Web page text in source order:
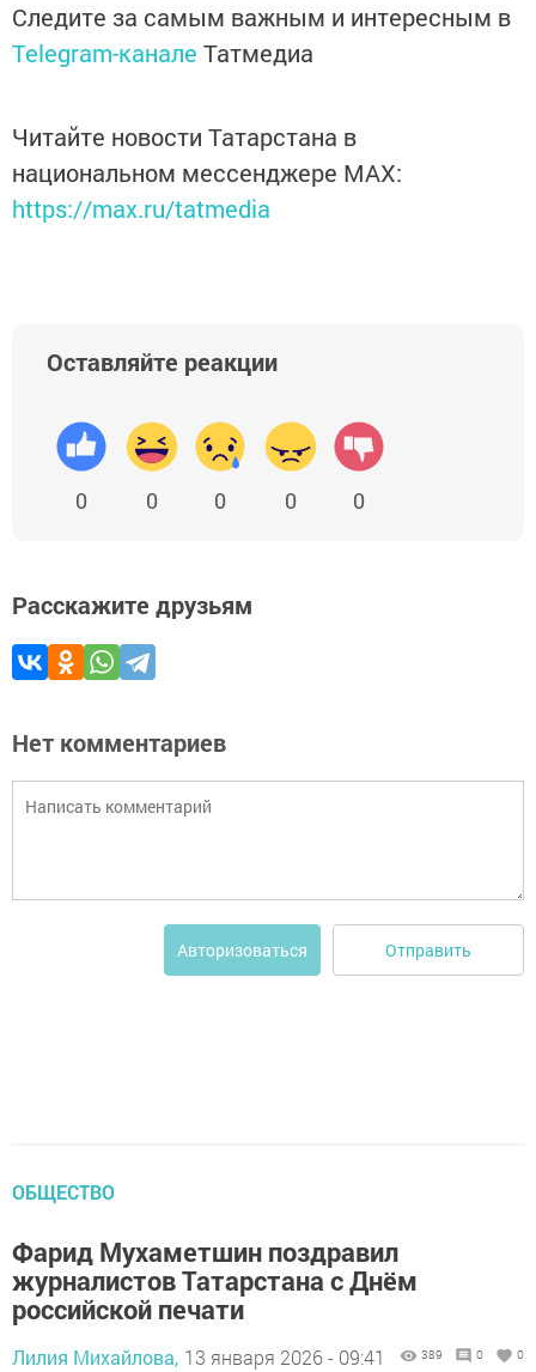
Следите за самым важным и интересным в
Telegram-канале Татмедиа
Читайте новости Татарстана в
национальном мессенджере MАХ:
https://max.ru/tatmedia
Оставляйте реакции
0 0 0 0 0
Расскажите друзьям
Нет комментариев
Авторизоваться Отправить
ОБЩЕСТВО
Фарид Мухаметшин поздравил
журналистов Татарстана с Днём
российской печати
Лилия Михайлова, 13 января 2026 - 09:41 389 0 0